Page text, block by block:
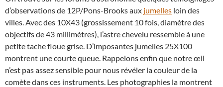
d’observations de 12P/Pons-Brooks aux jumelles loin des
villes. Avec des 10X43 (grossissement 10 fois, diamètre des
objectifs de 43 millimètres), l’astre chevelu ressemble à une
petite tache floue grise. D’imposantes jumelles 25X100
montrent une courte queue. Rappelons enfin que notre œil
n’est pas assez sensible pour nous révéler la couleur de la
comète dans ces instruments. Les photographies la montrent